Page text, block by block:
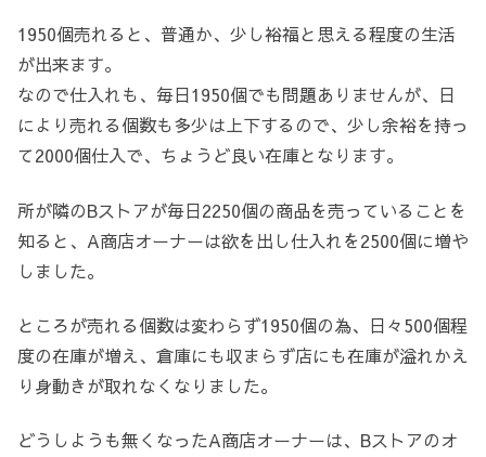
1950個売れると、普通か、少し裕福と思える程度の生活
が出来ます。
なので仕入れも、毎日1950個でも問題ありませんが、日
により売れる個数も多少は上下するので、少し余裕を持っ
て2000個仕入で、ちょうど良い在庫となります。
所が隣のBストアが毎日2250個の商品を売っていることを
知ると、A商店オーナーは欲を出し仕入れを2500個に増や
しました。
ところが売れる個数は変わらず1950個の為、日々500個程
度の在庫が増え、倉庫にも収まらず店にも在庫が溢れかえ
り身動きが取れなくなりました。
どうしようも無くなったA商店オーナーは、Bストアのオ